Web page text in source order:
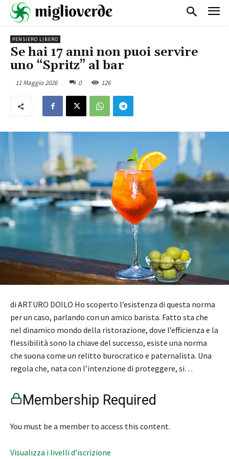
PENSIERO LIBERO
Se hai 17 anni non puoi servire
uno “Spritz” al bar
11 Maggio 2026 0 126
di ARTURO DOILO Ho scoperto l’esistenza di questa norma
per un caso, parlando con un amico barista. Fatto sta che
nel dinamico mondo della ristorazione, dove l’efficienza e la
flessibilità sono la chiave del successo, esiste una norma
che suona come un relitto burocratico e paternalista. Una
regola che, nata con l’intenzione di proteggere, si…
Membership Required
You must be a member to access this content.
Visualizza i livelli d’iscrizione